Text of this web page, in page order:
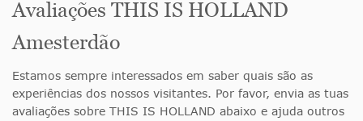
Avaliações THIS IS HOLLAND
Amesterdão
Estamos sempre interessados em saber quais são as
experiências dos nossos visitantes. Por favor, envia as tuas
avaliações sobre THIS IS HOLLAND abaixo e ajuda outros